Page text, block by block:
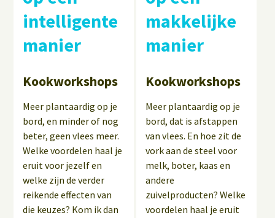
intelligente
manier
Kookworkshops
Meer plantaardig op je
bord, en minder of nog
beter, geen vlees meer.
Welke voordelen haal je
eruit voor jezelf en
welke zijn de verder
reikende effecten van
die keuzes? Kom ik dan
makkelijke
manier
Kookworkshops
Meer plantaardig op je
bord, dat is afstappen
van vlees. En hoe zit de
vork aan de steel voor
melk, boter, kaas en
andere
zuivelproducten? Welke
voordelen haal je eruit